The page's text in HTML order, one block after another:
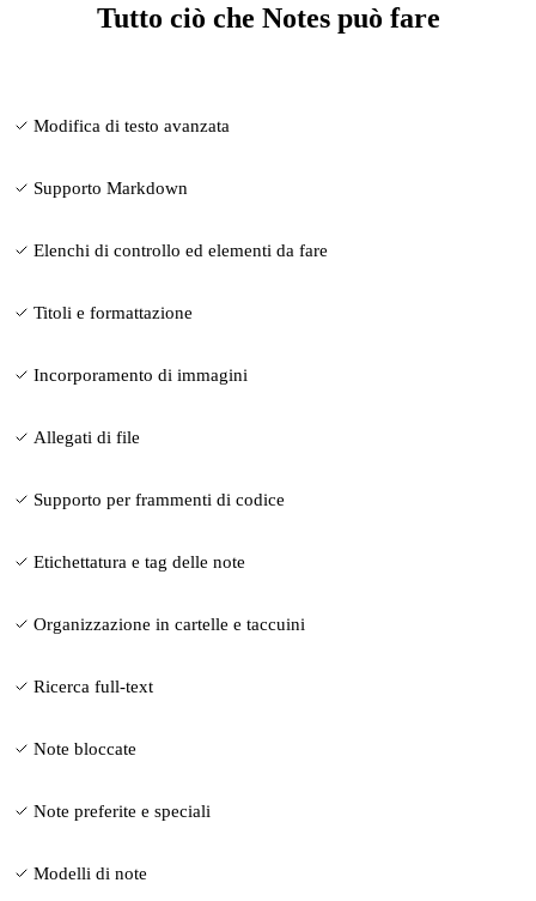
Tutto ciò che Notes può fare
Modifica di testo avanzata
Supporto Markdown
Elenchi di controllo ed elementi da fare
Titoli e formattazione
Incorporamento di immagini
Allegati di file
Supporto per frammenti di codice
Etichettatura e tag delle note
Organizzazione in cartelle e taccuini
Ricerca full-text
Note bloccate
Note preferite e speciali
Modelli di note